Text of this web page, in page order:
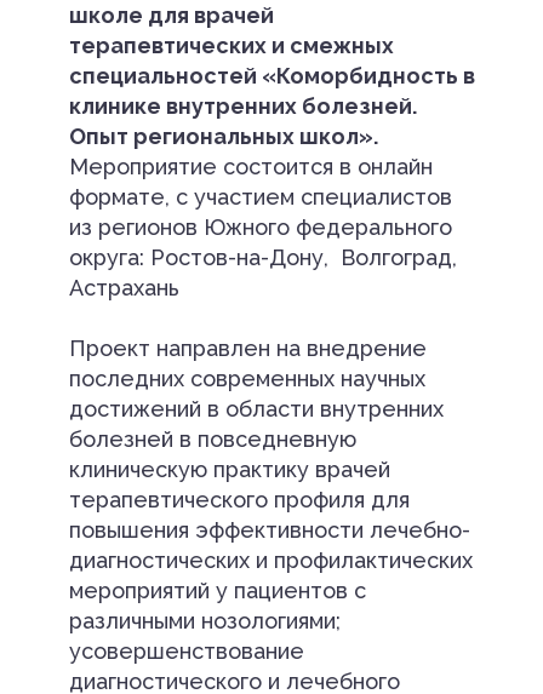
школе для врачей
терапевтических и смежных
специальностей «Коморбидность в
клинике внутренних болезней.
Опыт региональных школ».
Мероприятие состоится в онлайн
формате, с участием специалистов
из регионов Южного федерального
округа: Ростов-на-Дону, Волгоград,
Астрахань
Проект направлен на внедрение
последних современных научных
достижений в области внутренних
болезней в повседневную
клиническую практику врачей
терапевтического профиля для
повышения эффективности лечебно-
диагностических и профилактических
мероприятий у пациентов с
различными нозологиями;
усовершенствование
диагностического и лечебного